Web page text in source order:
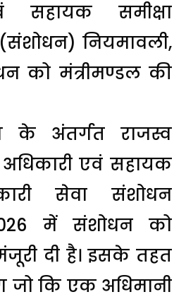
सहायक समीक्षा
नियमावली,
को मंत्रीमण्डल की
के अंतर्गत राजस्व
अधिकारी एवं सहायक
सेवा संशोधन
में संशोधन को
दी है। इसके तहत
जो कि एक अधिमानी